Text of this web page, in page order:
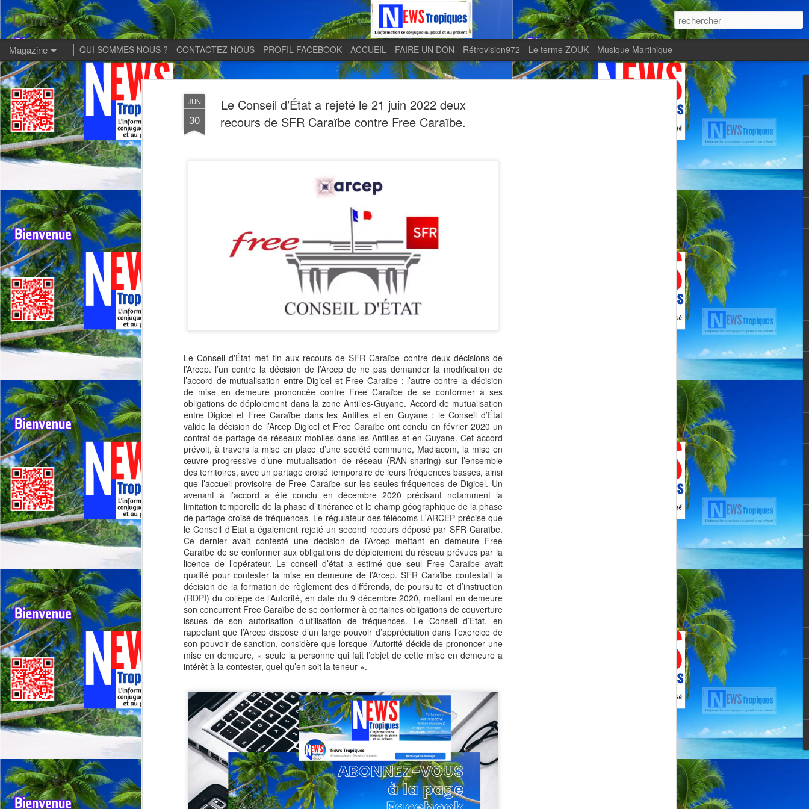
JUN
30
Le Conseil d’État a rejeté le 21 juin 2022 deux
recours de SFR Caraïbe contre Free Caraïbe.
Le Conseil d'État met fin aux recours de SFR Caraïbe contre deux décisions de
l’Arcep. l’un contre la décision de l’Arcep de ne pas demander la modification de
l’accord de mutualisation entre Digicel et Free Caraïbe ; l’autre contre la décision
de mise en demeure prononcée contre Free Caraïbe de se conformer à ses
obligations de déploiement dans la zone Antilles-Guyane. Accord de mutualisation
entre Digicel et Free Caraïbe dans les Antilles et en Guyane : le Conseil d’État
valide la décision de l’Arcep Digicel et Free Caraïbe ont conclu en février 2020 un
contrat de partage de réseaux mobiles dans les Antilles et en Guyane. Cet accord
prévoit, à travers la mise en place d’une société commune, Madiacom, la mise en
œuvre progressive d’une mutualisation de réseau (RAN-sharing) sur l’ensemble
des territoires, avec un partage croisé temporaire de leurs fréquences basses, ainsi
que l’accueil provisoire de Free Caraïbe sur les seules fréquences de Digicel. Un
avenant à l’accord a été conclu en décembre 2020 précisant notamment la
limitation temporelle de la phase d’itinérance et le champ géographique de la phase
de partage croisé de fréquences. Le régulateur des télécoms L'ARCEP précise que
le Conseil d’Etat a également rejeté un second recours déposé par SFR Caraïbe.
Ce dernier avait contesté une décision de l’Arcep mettant en demeure Free
Caraïbe de se conformer aux obligations de déploiement du réseau prévues par la
licence de l’opérateur. Le conseil d’état a estimé que seul Free Caraïbe avait
qualité pour contester la mise en demeure de l’Arcep. SFR Caraïbe contestait la
décision de la formation de règlement des différends, de poursuite et d’instruction
(RDPI) du collège de l’Autorité, en date du 9 décembre 2020, mettant en demeure
son concurrent Free Caraïbe de se conformer à certaines obligations de couverture
issues de son autorisation d’utilisation de fréquences. Le Conseil d’Etat, en
rappelant que l’Arcep dispose d’un large pouvoir d’appréciation dans l’exercice de
son pouvoir de sanction, considère que lorsque l’Autorité décide de prononcer une
mise en demeure, « seule la personne qui fait l’objet de cette mise en demeure a
intérêt à la contester, quel qu’en soit la teneur ».
Dom:
Magazine QUI SOMMES NOUS ? CONTACTEZ-NOUS PROFIL FACEBOOK ACCUEIL FAIRE UN DON Rétrovision972 Le terme ZOUK Musique Martinique
en lumière Zitata TV, fierté d’une
Une reconnaissance nationale pour une chaîne locale.
JUL
30
Outremer: deux tours
cyclistes se
chevauchent, appel
urgent à une
harmonisation entre la
Guadeloupe.
🚴Outremer: Deux tours cyclistes
en collision, l’Appel urgent à une
harmonisation entre La réunion et
🚴Quand deux cours cyclistes se
chevauchent, l’excellence des
coureurs se retrouve piégée.
JUL
27
La journaliste
BARBARA OLIVIER-
ZANDRONIS, revient
sur son interview de
Jordan Bardella, dans
Rokhaya Diallo.
La journaliste BARBARA
OLIVIER-ZANDRONIS, revient
sur son interview de Jordan
Bardella. dans un podcast animée
Par la journaliste Rokhaya Diallo.
(Interview en fin de page).
JUL
25
Jean‑Claude Naimro,
le Magicien des
Claviers : France 4
célèbre le génie qui a
JEAN-CLAUDE NAIMRO, le
Magicien Martiniquais des
Claviers : qui a façonné le son
Kassav’, émission exceptionnelle
en son honneur, sur France 4, le
12 août à 23h40.
Une soirée hommage à un maître
de la musique antillaise.
JUL
19
La télévision jamaïcaine braque ses caméras sur la
Martinique : "Reggae Therapy", le festival qui fait
vibrer la Caraïbe.
Quand la télévision jamaïcaine braque ses caméras sur le festival
"Reggae Therapy", en Martinique, le festival qui fait vibrer la Caraïbe.
Télévision Jamaïque a parlé de la Martinique, le 17 juillet 2026 dans le